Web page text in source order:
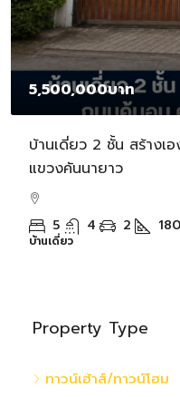
5,500,000บาท
บ้านเดี่ยว 2 ชั้น สร้างเ
แขวงคันนายาว
5 4 2 180
บ้านเดี่ยว
Property Type
ทาวน์เฮ้าส์/ทาวน์โฮม